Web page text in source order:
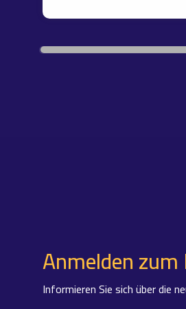
Anmelden
Informieren Sie sich über die